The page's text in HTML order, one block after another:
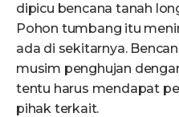
dipicu bencana tanah
Pohon tumbang itu
ada di sekitarnya.
musim penghujan
tentu harus mendapat
pihak terkait.